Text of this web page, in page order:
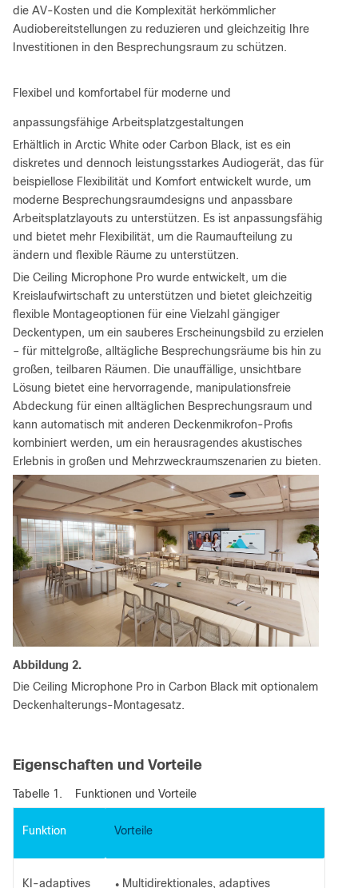
die AV-Kosten und die Komplexität herkömmlicher
Audiobereitstellungen zu reduzieren und gleichzeitig Ihre
Investitionen in den Besprechungsraum zu schützen.
Flexibel und komfortabel für moderne und
anpassungsfähige Arbeitsplatzgestaltungen
Erhältlich in Arctic White oder Carbon Black, ist es ein
diskretes und dennoch leistungsstarkes Audiogerät, das für
beispiellose Flexibilität und Komfort entwickelt wurde, um
moderne Besprechungsraumdesigns und anpassbare
Arbeitsplatzlayouts zu unterstützen. Es ist anpassungsfähig
und bietet mehr Flexibilität, um die Raumaufteilung zu
ändern und flexible Räume zu unterstützen.
Die Ceiling Microphone Pro wurde entwickelt, um die
Kreislaufwirtschaft zu unterstützen und bietet gleichzeitig
flexible Montageoptionen für eine Vielzahl gängiger
Deckentypen, um ein sauberes Erscheinungsbild zu erzielen
– für mittelgroße, alltägliche Besprechungsräume bis hin zu
großen, teilbaren Räumen. Die unauffällige, unsichtbare
Lösung bietet eine hervorragende, manipulationsfreie
Abdeckung für einen alltäglichen Besprechungsraum und
kann automatisch mit anderen Deckenmikrofon-Profis
kombiniert werden, um ein herausragendes akustisches
Erlebnis in großen und Mehrzweckraumszenarien zu bieten.
Abbildung 2.
Die Ceiling Microphone Pro in Carbon Black mit optionalem
Deckenhalterungs-Montagesatz.
Eigenschaften und Vorteile
Tabelle 1. Funktionen und Vorteile
Funktion Vorteile
KI-adaptives ● Multidirektionales, adaptives